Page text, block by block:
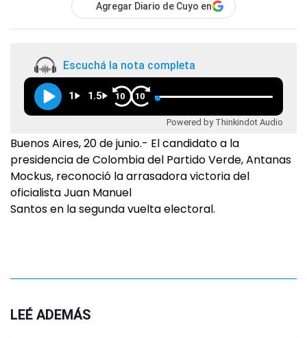
Agregar Diario de Cuyo en
Escuchá la nota completa
1 1.5 10 10
Powered by Thinkindot Audio
Buenos Aires, 20 de junio.- El candidato a la
presidencia de Colombia del Partido Verde, Antanas
Mockus, reconoció la arrasadora victoria del
oficialista Juan Manuel
Santos en la segunda vuelta electoral.
LEÉ ADEMÁS